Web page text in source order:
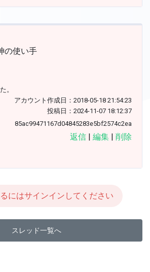
の使い手
。
アカウント作成日：2018-05-18 21:54:23
投稿日：2024-11-07 18:12:37
85ac99471167d04845283e5bf2574c2ea
返信 | 編集 | 削除
にはサインインしてください
スレッド一覧へ